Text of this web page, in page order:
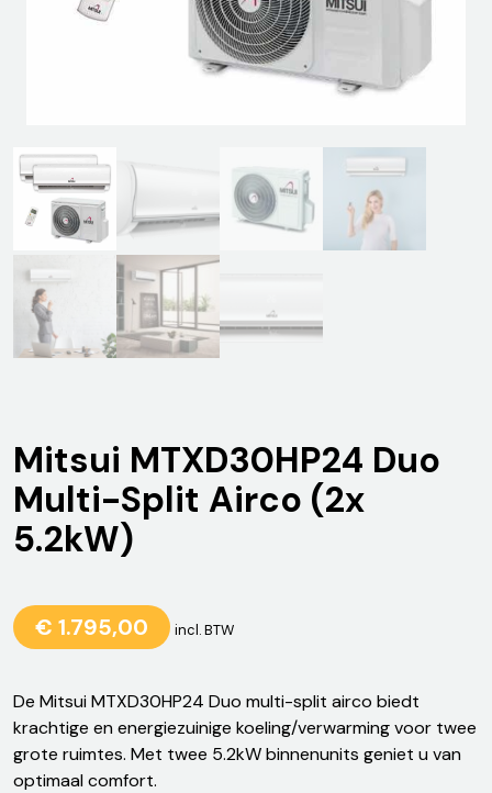
Mitsui MTXD30HP24 Duo
Multi-Split Airco (2x
5.2kW)
€ 1.795,00 incl. BTW
De Mitsui MTXD30HP24 Duo multi-split airco biedt
krachtige en energiezuinige koeling/verwarming voor twee
grote ruimtes. Met twee 5.2kW binnenunits geniet u van
optimaal comfort.